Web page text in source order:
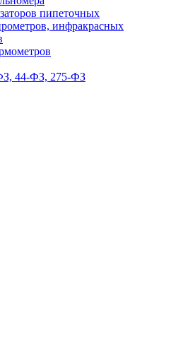
пипеточных
инфракрасных
44-ФЗ, 275-ФЗ